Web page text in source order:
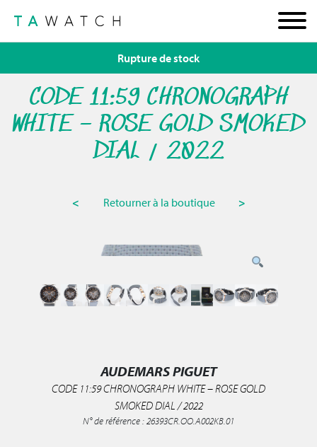
CODE 11:59 CHRONOGRAPH
WHITE – ROSE GOLD SMOKED
DIAL / 2022
< Retourner à la boutique >
AUDEMARS PIGUET
CODE 11:59 CHRONOGRAPH WHITE – ROSE GOLD
SMOKED DIAL / 2022
N° de référence : 26393CR.OO.A002KB.01
Rupture de stock